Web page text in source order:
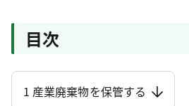
目次
1 産業廃棄物を保管する